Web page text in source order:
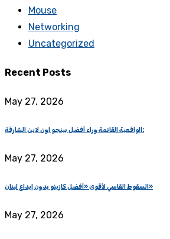
Mouse
Networking
Uncategorized
Recent Posts
May 27, 2026
الواقعية القاتمة وراء أفضل بينجو اون لاين الشارقة:
May 27, 2026
السقوط القاسي لأقوى «أفضل كازينو بدون إيداع لبنان»
May 27, 2026